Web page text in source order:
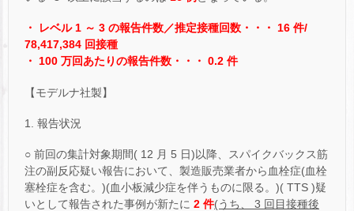
・ レベル 1 ～ 3 の報告件数／推定接種回数・・・ 16 件/
78,417,384 回接種
・ 100 万回あたりの報告件数・・・ 0.2 件
【モデルナ社製】
1. 報告状況
○ 前回の集計対象期間( 12 月 5 日)以降、スパイクバックス筋
注の副反応疑い報告において、製造販売業者から血栓症(血栓
塞栓症を含む。)(血小板減少症を伴うものに限る。)( TTS )疑
いとして報告された事例が新たに 2 件(うち、 3 回目接種後